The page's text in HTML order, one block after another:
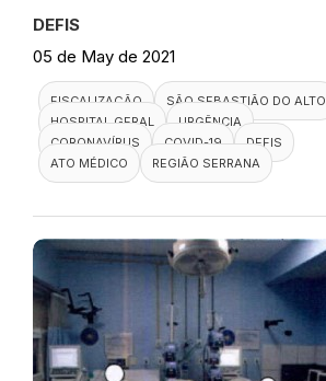
DEFIS
05 de May de 2021
FISCALIZAÇÃO
SÃO SEBASTIÃO DO ALTO
HOSPITAL GERAL
URGÊNCIA
CORONAVÍRUS
COVID-19
DEFIS
ATO MÉDICO
REGIÃO SERRANA